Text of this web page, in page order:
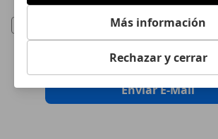
datos referido en ladeclaración
consentimientode AutoScout24.
mi consentimiento en cualquier
efecto futuro.
Enviar E-Mail
Más información
Rechazar y cerrar